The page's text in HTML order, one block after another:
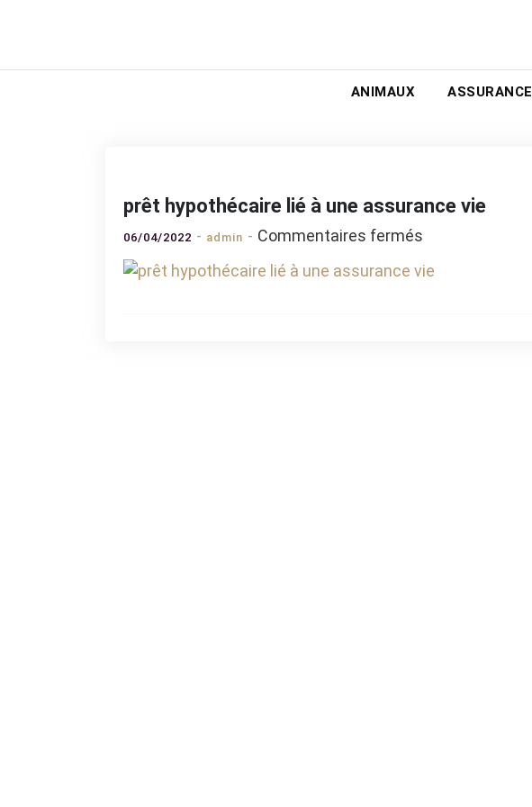
WorgamicANIMAUX ASSURANCE
prêt hypothécaire lié à une assurance vie
06/04/2022 admin Commentaires fermés
hypothécaire